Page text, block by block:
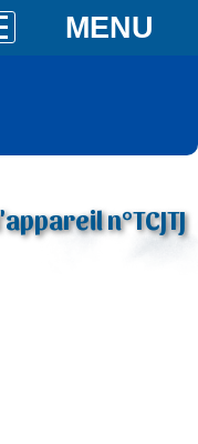
MENU
n°TCJTJ